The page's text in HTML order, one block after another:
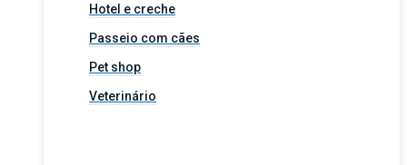
Hotel e creche
Passeio com cães
Pet shop
Veterinário